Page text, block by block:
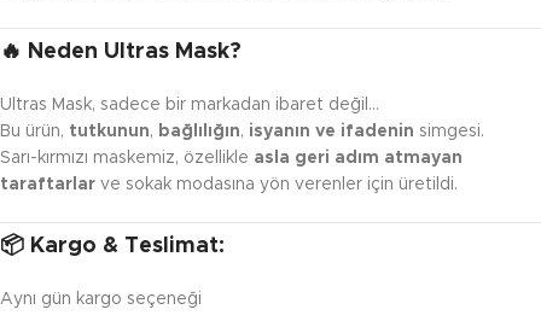
🔥 Neden Ultras Mask?
Ultras Mask, sadece bir markadan ibaret değil…
Bu ürün, tutkunun, bağlılığın, isyanın ve ifadenin simgesi.
Sarı-kırmızı maskemiz, özellikle asla geri adım atmayan
taraftarlar ve sokak modasına yön verenler için üretildi.
📦 Kargo & Teslimat:
Aynı gün kargo seçeneği